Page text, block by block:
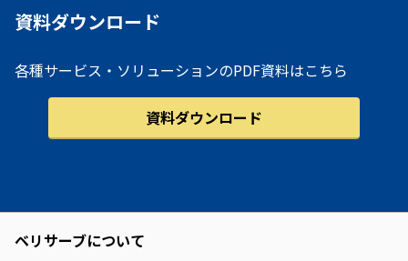
資料ダウンロード
各種サービス・ソリューションのPDF資料はこちら
資料ダウンロード
ベリサーブについて